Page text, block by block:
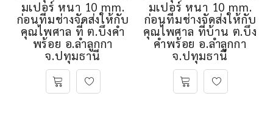
มเปอร์ หนา 10 mm.
ก่อนทีมช่างจัดส่งให้กับ
คุณไพศาล ที่ ต.บึงคำ
พร้อย อ.ลำลูกกา
จ.ปทุมธานี
มเปอร์ หนา 10 mm.
ก่อนทีมช่างจัดส่งให้กับ
คุณไพศาล ที่บ้าน ต.บึง
คำพร้อย อ.ลำลูกกา
จ.ปทุมธานี